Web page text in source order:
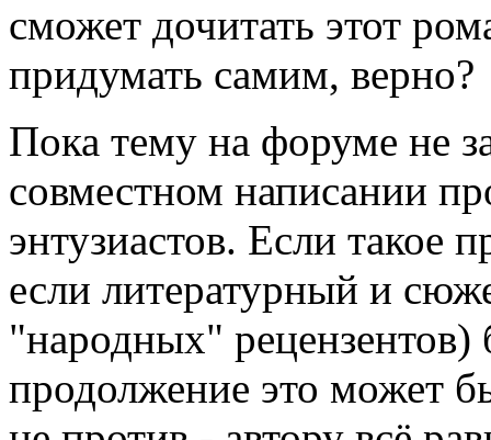
сможет дочитать этот
придумать самим, верно?
Пока тему на форуме не
совместном написании
энтузиастов. Если такое
если литературный и
"народных" рецензентов)
продолжение это может